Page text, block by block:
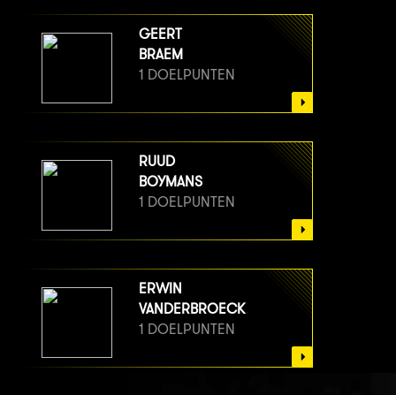
GEERT
BRAEM
1 DOELPUNTEN
RUUD
BOYMANS
1 DOELPUNTEN
ERWIN
VANDERBROECK
1 DOELPUNTEN